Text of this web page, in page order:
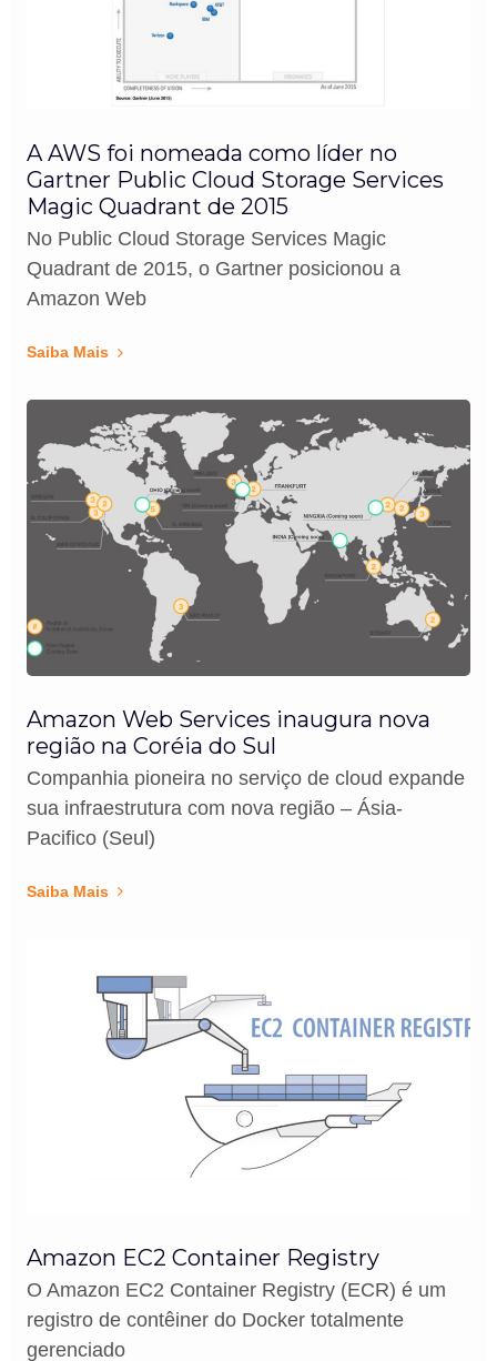
A AWS foi nomeada como líder no
Gartner Public Cloud Storage Services
Magic Quadrant de 2015
No Public Cloud Storage Services Magic
Quadrant de 2015, o Gartner posicionou a
Amazon Web
Saiba Mais
Amazon Web Services inaugura nova
região na Coréia do Sul
Companhia pioneira no serviço de cloud expande
sua infraestrutura com nova região – Ásia-
Pacifico (Seul)
Saiba Mais
Amazon EC2 Container Registry
O Amazon EC2 Container Registry (ECR) é um
registro de contêiner do Docker totalmente
gerenciado